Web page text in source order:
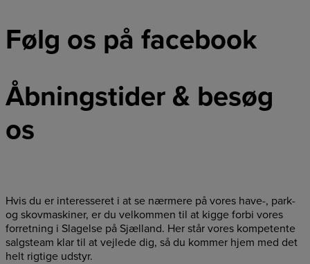
Følg os på facebook
Åbningstider & besøg
os
Hvis du er interesseret i at se nærmere på vores have-, park-
og skovmaskiner, er du velkommen til at kigge forbi vores
forretning i Slagelse på Sjælland. Her står vores kompetente
salgsteam klar til at vejlede dig, så du kommer hjem med det
helt rigtige udstyr.